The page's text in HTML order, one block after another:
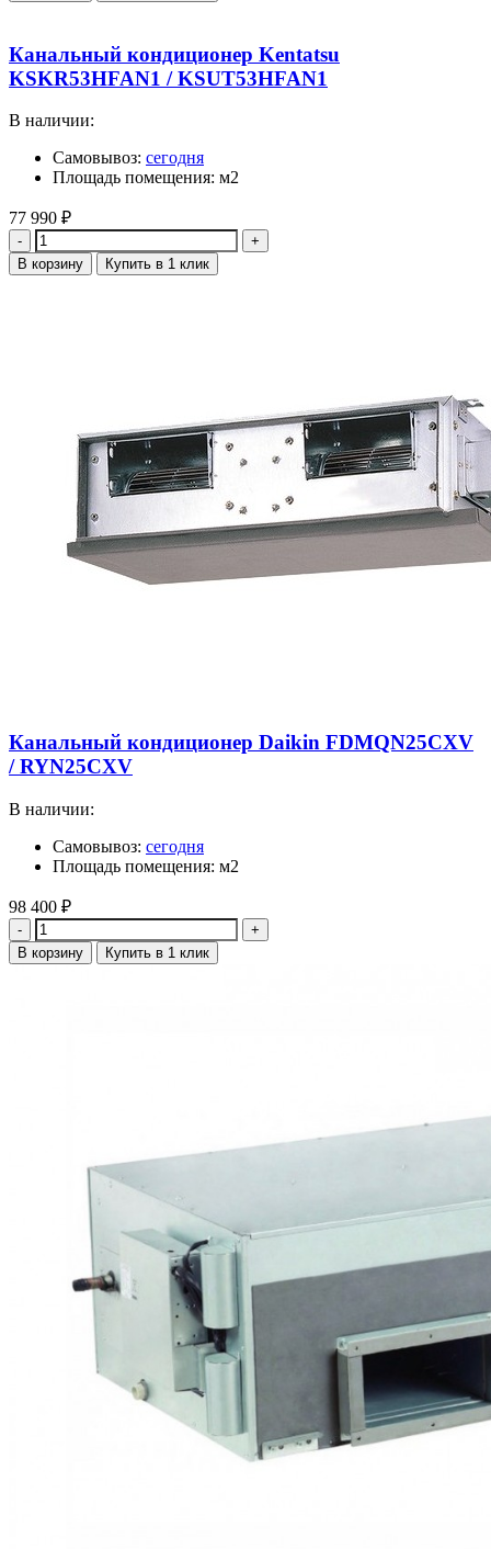
Канальный кондиционер Kentatsu
KSKR53HFAN1 / KSUT53HFAN1
В наличии:
Самовывоз: сегодня
Площадь помещения: м2
77 990 ₽
Количество
В корзину Купить в 1 клик
Канальный кондиционер Daikin FDMQN25CXV
/ RYN25CXV
В наличии:
Самовывоз: сегодня
Площадь помещения: м2
98 400 ₽
Количество
В корзину Купить в 1 клик